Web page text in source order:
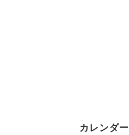
カレンダー